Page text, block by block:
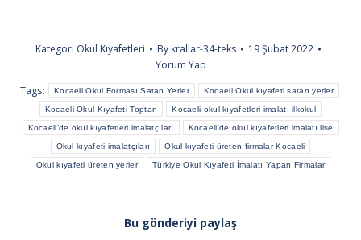
Kategori Okul Kıyafetleri By krallar-34-teks
19 Şubat 2022
Yorum Yap
Tags:
Kocaeli Okul Forması Satan Yerler Kocaeli Okul kıyafeti satan yerler
Kocaeli Okul Kıyafeti Toptan Kocaeli okul kıyafetleri imalatı ilkokul
Kocaeli'de okul kıyafetleri imalatçıları Kocaeli'de okul kıyafetleri imalatı lise
Okul kıyafeti imalatçıları Okul kıyafeti üreten firmalar Kocaeli
Okul kıyafeti üreten yerler Türkiye Okul Kıyafeti İmalatı Yapan Firmalar
Bu gönderiyi paylaş